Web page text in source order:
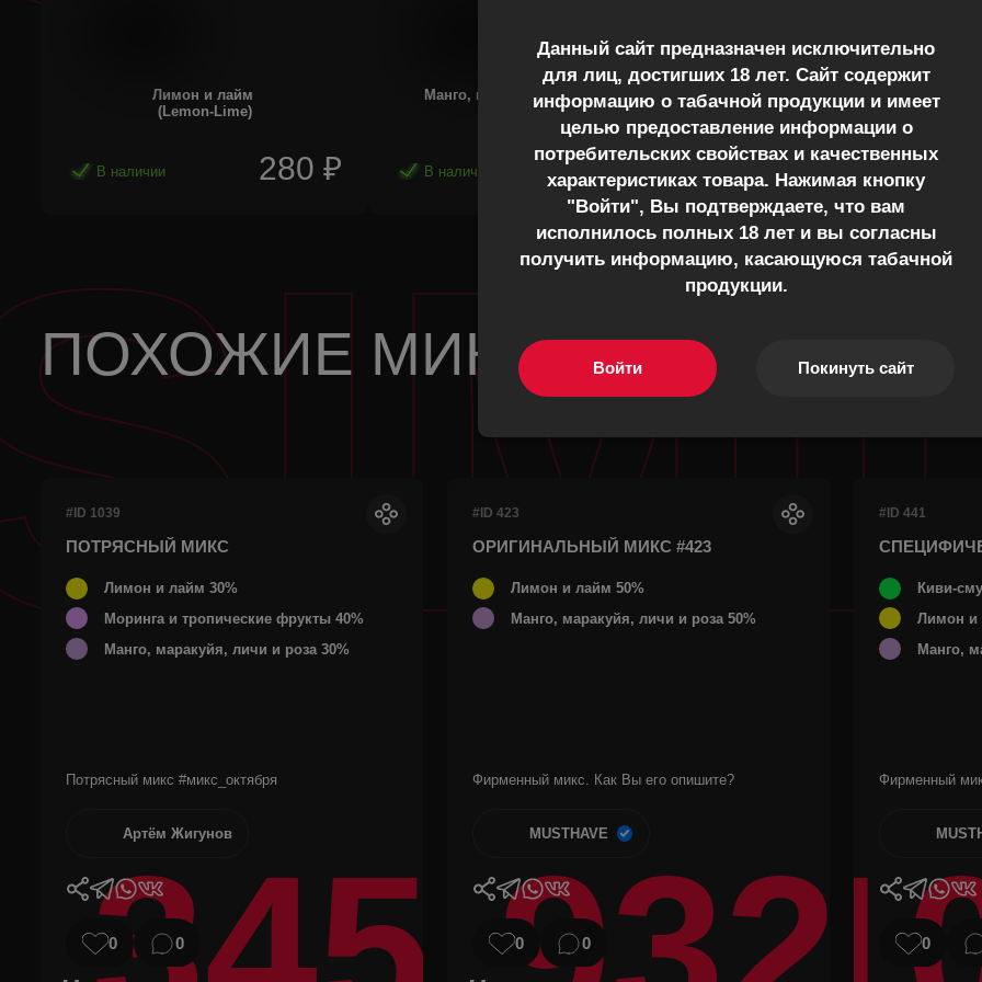
Лимон и лайм
(Lemon-Lime)
В наличии 280 ₽
Манго, маракуйя, личи и роза
(Space Flavour)
В наличии 280₽
Дыня
(Sweet Melon)
В наличии 280
ПОХОЖИЕ МИКСЫ
#ID 1039
ПОТРЯСНЫЙ МИКС
Лимон и лайм 30%
Моринга и тропические фрукты 40%
Манго, маракуйя, личи и роза 30%
Потрясный микс #микс_октября
Артём Жигунов
0 0
#ID 423
ОРИГИНАЛЬНЫЙ МИКС #423
Лимон и лайм 50%
Манго, маракуйя, личи и роза 50%
Фирменный микс. Как Вы его опишите?
MUSTHAVE
0 0
#ID 441
Киви-
Лимон и
Манго,
Фирменный
0
Данный сайт предназначен исключительно
для лиц, достигших 18 лет. Сайт содержит
информацию о табачной продукции и имеет
целью предоставление информации о
потребительских свойствах и качественных
характеристиках товара. Нажимая кнопку
"Войти", Вы подтверждаете, что вам
исполнилось полных 18 лет и вы согласны
получить информацию, касающуюся табачной
продукции.
Войти Покинуть сайт